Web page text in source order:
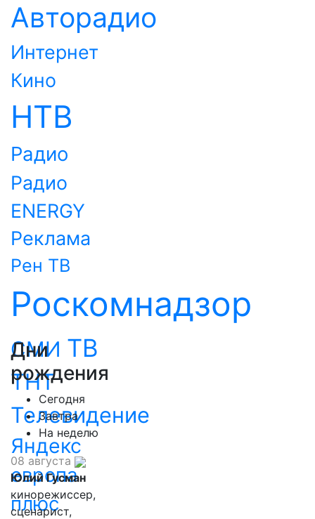
Авторадио
Интернет
Кино
НТВ
Радио
Радио
ENERGY
Реклама
Рен ТВ
Роскомнадзор
СМИ ТВ
ТНТ
Телевидение
Яндекс
европа
плюс
Дни
рождения
Сегодня
Завтра
На неделю
08 августа
Юлий Гусман
кинорежиссер,
сценарист,